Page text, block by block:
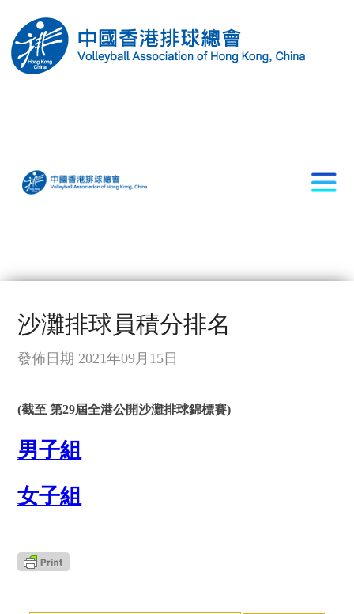
沙灘排球員積分排名
發佈日期 2021年09月15日
(截至 第29屆全港公開沙灘排球錦標賽)
男子組
女子組